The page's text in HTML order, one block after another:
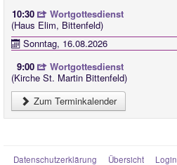
10:30
Wortgottesdienst
(Haus Elim, Bittenfeld)
Sonntag, 16.08.2026
9:00
Wortgottesdienst
(Kirche St. Martin Bittenfeld)
Zum Terminkalender
Datenschutzerklärung Übersicht Login